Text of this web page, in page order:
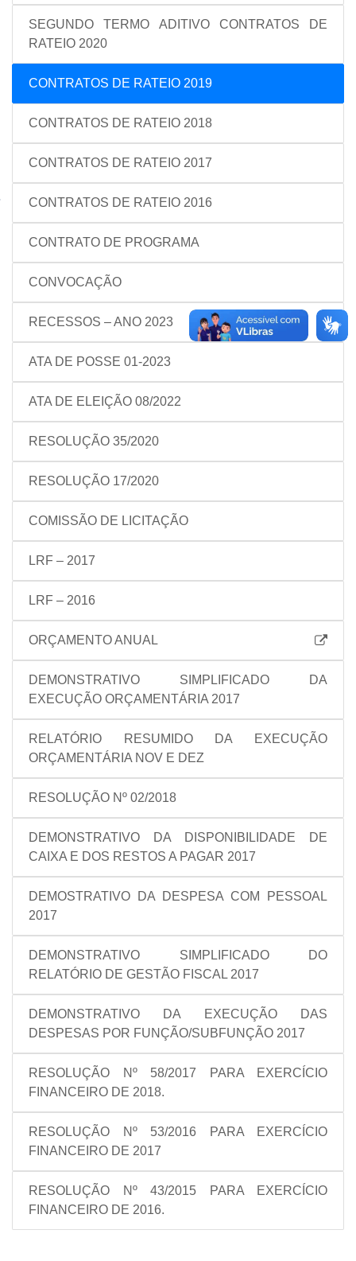
SEGUNDO TERMO ADITIVO CONTRATOS DE
RATEIO 2020
CONTRATOS DE RATEIO 2019
CONTRATOS DE RATEIO 2018
CONTRATOS DE RATEIO 2017
CONTRATOS DE RATEIO 2016
CONTRATO DE PROGRAMA
CONVOCAÇÃO
RECESSOS – ANO 2023
ATA DE POSSE 01-2023
ATA DE ELEIÇÃO 08/2022
RESOLUÇÃO 35/2020
RESOLUÇÃO 17/2020
COMISSÃO DE LICITAÇÃO
LRF – 2017
LRF – 2016
ORÇAMENTO ANUAL
DEMONSTRATIVO SIMPLIFICADO DA
EXECUÇÃO ORÇAMENTÁRIA 2017
RELATÓRIO RESUMIDO DA EXECUÇÃO
ORÇAMENTÁRIA NOV E DEZ
RESOLUÇÃO Nº 02/2018
DEMONSTRATIVO DA DISPONIBILIDADE DE
CAIXA E DOS RESTOS A PAGAR 2017
DEMOSTRATIVO DA DESPESA COM PESSOAL
2017
DEMONSTRATIVO SIMPLIFICADO DO
RELATÓRIO DE GESTÃO FISCAL 2017
DEMONSTRATIVO DA EXECUÇÃO DAS
DESPESAS POR FUNÇÃO/SUBFUNÇÃO 2017
RESOLUÇÃO Nº 58/2017 PARA EXERCÍCIO
FINANCEIRO DE 2018.
RESOLUÇÃO Nº 53/2016 PARA EXERCÍCIO
FINANCEIRO DE 2017
RESOLUÇÃO Nº 43/2015 PARA EXERCÍCIO
FINANCEIRO DE 2016.